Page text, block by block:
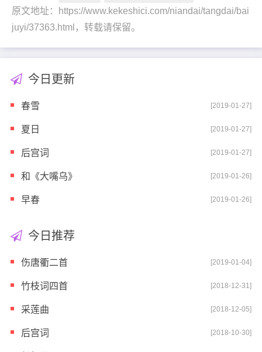
原文地址：https://www.kekeshici.com/niandai/tangdai/bai
juyi/37363.html，转载请保留。
今日更新
春雪 [2019-01-27]
夏日 [2019-01-27]
后宫词 [2019-01-27]
和《大嘴乌》 [2019-01-26]
早春 [2019-01-26]
今日推荐
伤唐衢二首 [2019-01-04]
竹枝词四首 [2018-12-31]
采莲曲 [2018-12-05]
后宫词 [2018-10-30]